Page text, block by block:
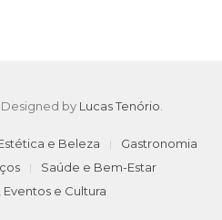
by Lucas Tenório.
e Beleza
Gastronomia
Saúde e Bem-Estar
Eventos e Cultura